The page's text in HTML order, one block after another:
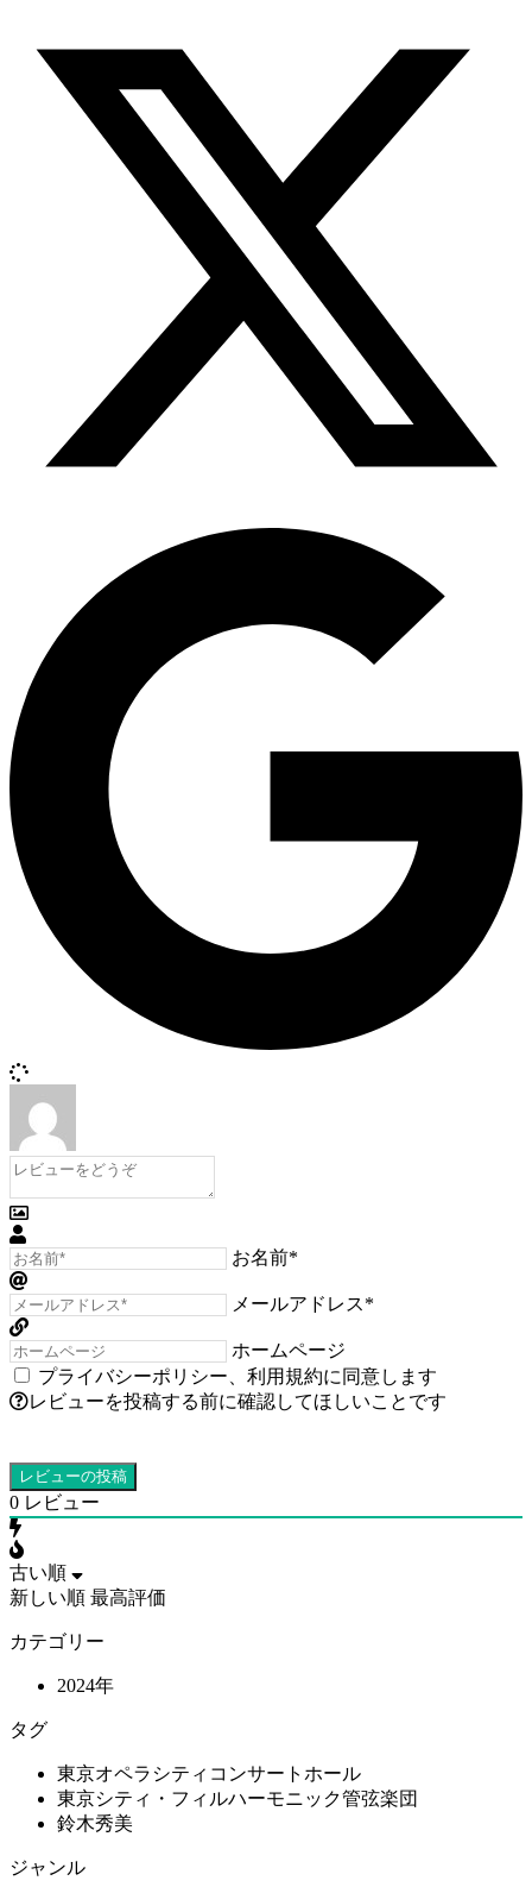
お名前*
メールアドレス*
ホームページ
プライバシーポリシー
利用規約に同意します
レビューを投稿する前に確認してほしいことです
0 レビュー
古い順
新しい順 最高評価
カテゴリー
2024年
タグ
東京オペラシティコンサートホール
東京シティ・フィルハーモニック管弦楽団
鈴木秀美
ジャンル